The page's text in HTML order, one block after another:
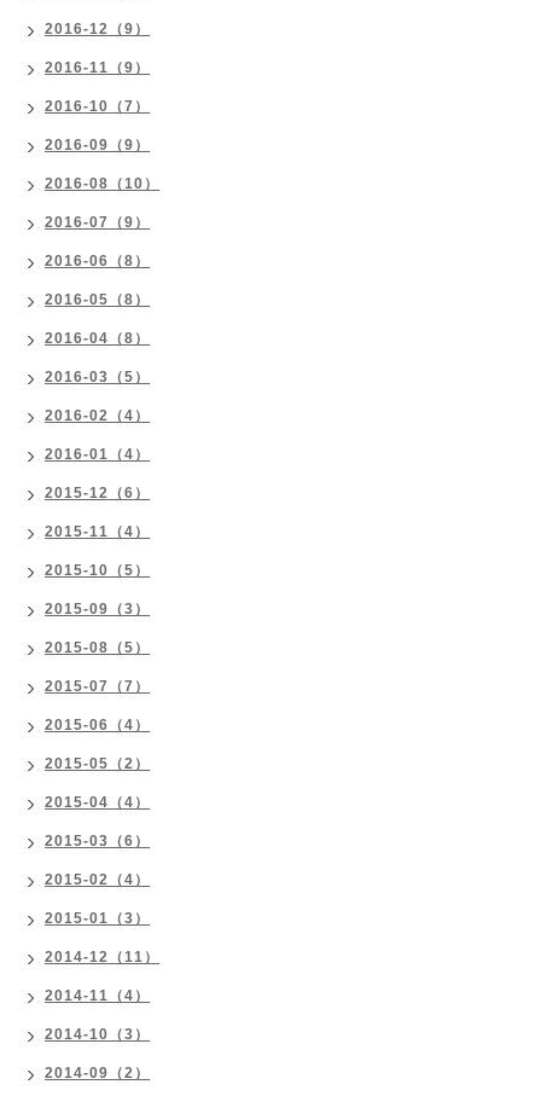
2016-12（9）
2016-11（9）
2016-10（7）
2016-09（9）
2016-08（10）
2016-07（9）
2016-06（8）
2016-05（8）
2016-04（8）
2016-03（5）
2016-02（4）
2016-01（4）
2015-12（6）
2015-11（4）
2015-10（5）
2015-09（3）
2015-08（5）
2015-07（7）
2015-06（4）
2015-05（2）
2015-04（4）
2015-03（6）
2015-02（4）
2015-01（3）
2014-12（11）
2014-11（4）
2014-10（3）
2014-09（2）